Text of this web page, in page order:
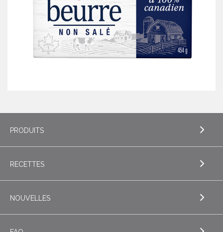
PRODUITS
EXPLORE PRODUITS
RECETTES
EXPLORE RECETTES
NOUVELLES